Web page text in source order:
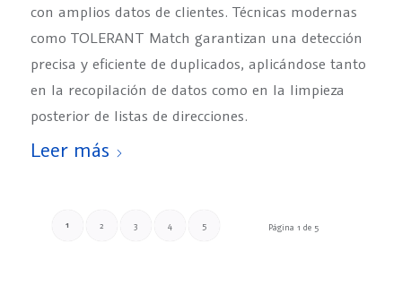
con amplios datos de clientes. Técnicas modernas
como TOLERANT Match garantizan una detección
precisa y eficiente de duplicados, aplicándose tanto
en la recopilación de datos como en la limpieza
posterior de listas de direcciones.
Leer más
Página 1 de 5
1 2 3 4 5